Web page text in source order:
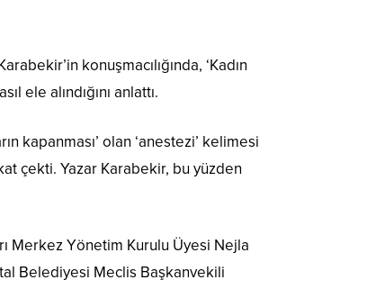
konuşmacılığında, ‘Kadın
ele alındığını anlattı.
kapanması’ olan ‘anestezi’ kelimesi
çekti. Yazar Karabekir, bu yüzden
Merkez Yönetim Kurulu Üyesi Nejla
Belediyesi Meclis Başkanvekili